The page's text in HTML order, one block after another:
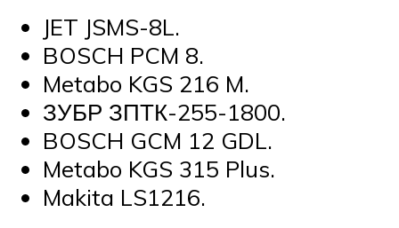
JET JSMS-8L.
BOSCH PCM 8.
Metabo KGS 216 M.
ЗУБР ЗПТК-255-1800.
BOSCH GCM 12 GDL.
Metabo KGS 315 Plus.
Makita LS1216.